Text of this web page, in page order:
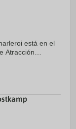
está en el
Atracción